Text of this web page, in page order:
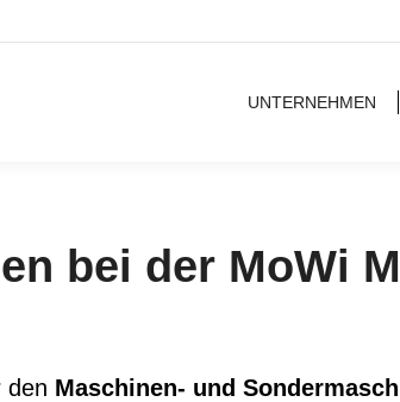
UNTERNEHMEN
bei der MoWi
den Maschinen- und